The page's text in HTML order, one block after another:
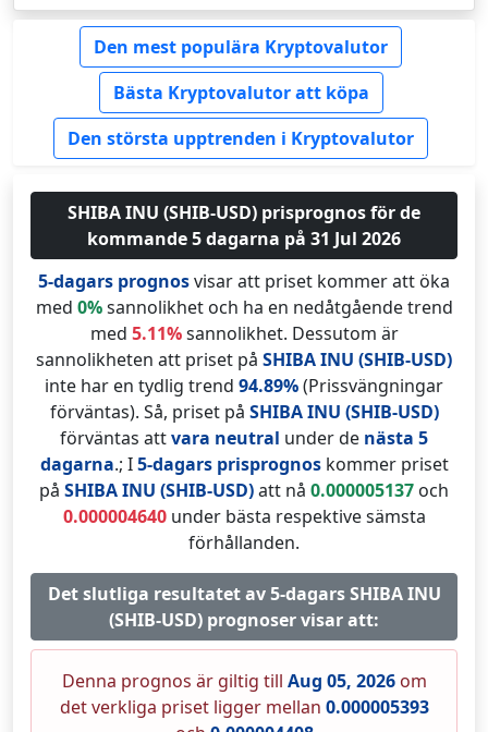
Den mest populära Kryptovalutor
Bästa Kryptovalutor att köpa
Den största upptrenden i Kryptovalutor
SHIBA INU (SHIB-USD) prisprognos för de
kommande 5 dagarna på 31 Jul 2026
5-dagars prognosvisar att priset kommer att öka
med 0%sannolikhet och ha en nedåtgående trend
med 5.11%sannolikhet. Dessutom är
sannolikheten att priset på SHIBA INU (SHIB-USD)
inte har en tydlig trend 94.89%(Prissvängningar
förväntas). Så, priset på SHIBA INU (SHIB-USD)
förväntas attvara neutral under de nästa 5
dagarna.; I5-dagars prisprognoskommer priset
på SHIBA INU (SHIB-USD)att nå 0.000005137 och
0.000004640under bästa respektive sämsta
förhållanden.
Det slutliga resultatet av 5-dagars SHIBA INU
(SHIB-USD) prognoser visar att:
Denna prognos är giltig till Aug 05, 2026om
det verkliga priset ligger mellan 0.000005393